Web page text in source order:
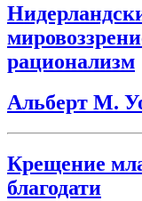
рационализм
Альберт М.
Крещение
благодати